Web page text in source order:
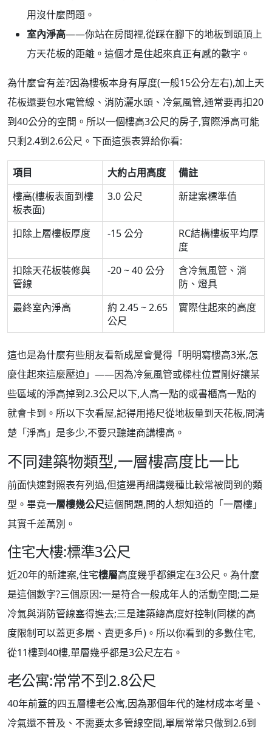
用沒什麼問題。
室內淨高——你站在房間裡,從踩在腳下的地板到頭頂上
方天花板的距離。這個才是住起來真正有感的數字。
為什麼會有差?因為樓板本身有厚度(一般15公分左右),加上天
花板還要包水電管線、消防灑水頭、冷氣風管,通常要再扣20
到40公分的空間。所以一個樓高3公尺的房子,實際淨高可能
只剩2.4到2.6公尺。下面這張表算給你看:
項目 大約占用高度
備註
樓高(樓板表面到樓
板表面)
3.0 公尺 新建案標準值
扣除上層樓板厚度 -15 公分
RC結構樓板平均厚
度
扣除天花板裝修與
管線
-20 ~ 40 公分
含冷氣風管、消
防、燈具
最終室內淨高
約 2.45 ~ 2.65
公尺
實際住起來的高度
這也是為什麼有些朋友看新成屋會覺得「明明寫樓高3米,怎
麼住起來這麼壓迫」——因為冷氣風管或樑柱位置剛好讓某
些區域的淨高掉到2.3公尺以下,人高一點的或書櫃高一點的
就會卡到。所以下次看屋,記得用捲尺從地板量到天花板,問清
楚「淨高」是多少,不要只聽建商講樓高。
不同建築物類型,一層樓高度比一比
前面快速對照表有列過,但這邊再細講幾種比較常被問到的類
型。畢竟一層樓幾公尺這個問題,問的人想知道的「一層樓」
其實千差萬別。
住宅大樓:標準3公尺
近20年的新建案,住宅樓層高度幾乎都鎖定在3公尺。為什麼
是這個數字?三個原因:一是符合一般成年人的活動空間;二是
冷氣與消防管線塞得進去;三是建築總高度好控制(同樣的高
度限制可以蓋更多層、賣更多戶)。所以你看到的多數住宅,
從11樓到40樓,單層幾乎都是3公尺左右。
老公寓:常常不到2.8公尺
40年前蓋的四五層樓老公寓,因為那個年代的建材成本考量、
冷氣還不普及、不需要太多管線空間,單層常常只做到2.6到